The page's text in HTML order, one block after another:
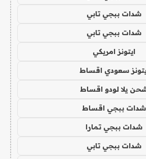
شدات ببجي تابي
شدات ببجي تابي
ايتونز امريكي
سعودي اقساط
يلا لودو اقساط
شدات ببجي اقساط
شدات ببجي تمارا
شدات ببجي تابي